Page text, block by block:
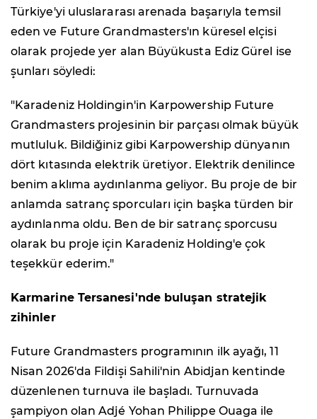
Türkiye'yi uluslararası arenada başarıyla temsil
eden ve Future Grandmasters'ın küresel elçisi
olarak projede yer alan Büyükusta Ediz Gürel ise
şunları söyledi:
"Karadeniz Holdingin'in Karpowership Future
Grandmasters projesinin bir parçası olmak büyük
mutluluk. Bildiğiniz gibi Karpowership dünyanın
dört kıtasında elektrik üretiyor. Elektrik denilince
benim aklıma aydınlanma geliyor. Bu proje de bir
anlamda satranç sporcuları için başka türden bir
aydınlanma oldu. Ben de bir satranç sporcusu
olarak bu proje için Karadeniz Holding'e çok
teşekkür ederim."
Karmarine Tersanesi'nde buluşan stratejik
zihinler
Future Grandmasters programının ilk ayağı, 11
Nisan 2026'da Fildişi Sahili'nin Abidjan kentinde
düzenlenen turnuva ile başladı. Turnuvada
şampiyon olan Adjé Yohan Philippe Ouaga ile